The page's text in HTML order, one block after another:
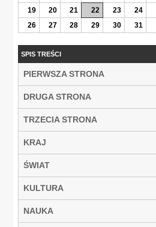
19
20 21 22 23 24
26
27 28 29 30 31
SPIS TREŚCI
PIERWSZA STRONA
DRUGA STRONA
TRZECIA STRONA
KRAJ
ŚWIAT
KULTURA
NAUKA